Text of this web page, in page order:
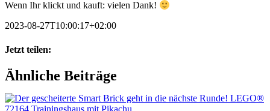
Wenn Ihr klickt und kauft: vielen Dank!
2023-08-27T10:00:17+02:00
Jetzt teilen:
Facebook
X
WhatsApp
Pinterest
E-
Mail
Ähnliche Beiträge